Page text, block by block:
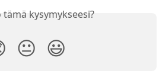
tämä kysymykseesi?
😐 😃